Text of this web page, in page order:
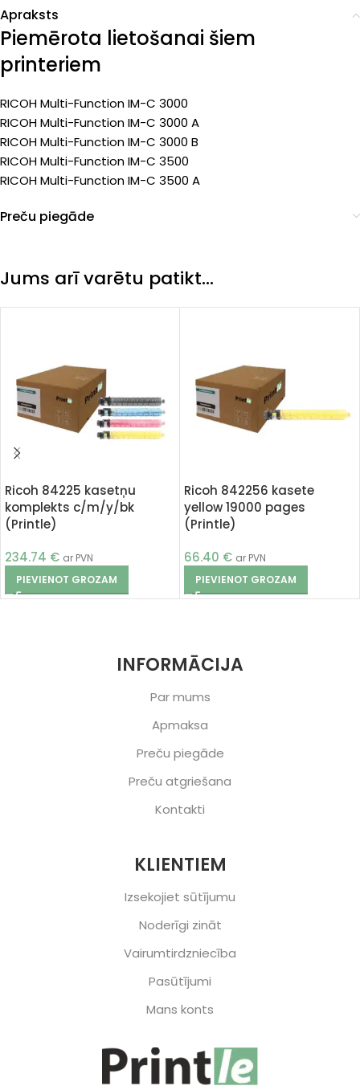
Apraksts
Piemērota lietošanai šiem
printeriem
RICOH Multi-Function IM-C 3000
RICOH Multi-Function IM-C 3000 A
RICOH Multi-Function IM-C 3000 B
RICOH Multi-Function IM-C 3500
RICOH Multi-Function IM-C 3500 A
Preču piegāde
Jums arī varētu patikt…
Ricoh 84225 kasetņu
komplekts c/m/y/bk
(Printle)
234.74 € ar PVN
PIEVIENOT GROZAM
Ricoh 842256 kasete
yellow 19000 pages
(Printle)
66.40 € ar PVN
PIEVIENOT GROZAM
INFORMĀCIJA
Par mums
Apmaksa
Preču piegāde
Preču atgriešana
Kontakti
KLIENTIEM
Izsekojiet sūtījumu
Noderīgi zināt
Vairumtirdzniecība
Pasūtījumi
Mans konts